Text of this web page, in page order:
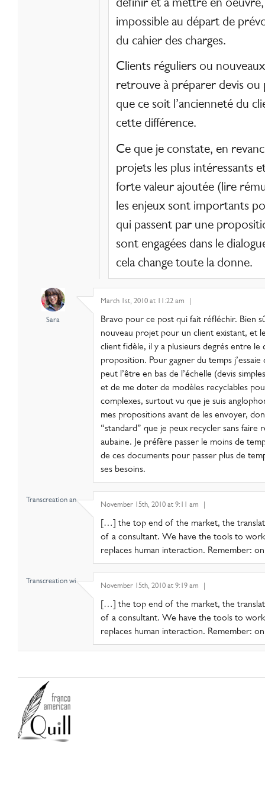
impossible au départ de
du cahier des charges.
Clients réguliers ou
retrouve à préparer devis ou
que ce soit l’ancienneté du
cette différence.
Ce que je constate, en
projets les plus intéressants
forte valeur ajoutée (lire
les enjeux sont importants
qui passent par une
sont engagées dans le
cela change toute la donne.
Sara
March 1st, 2010 at 11:22 am |
Bravo pour ce post qui fait réfléchir. Bien
nouveau projet pour un client existant, et
client fidèle, il y a plusieurs degrés entre le
proposition. Pour gagner du temps
peut l’être en bas de l’échelle (devis
et de me doter de modèles recyclables
complexes, surtout vu que je suis
mes propositions avant de les envoyer,
“standard” que je peux recycler sans faire
aubaine. Je préfère passer le moins de
de ces documents pour passer plus de
ses besoins.
Transcreation an..
November 15th, 2010 at 9:11 am |
[…] the top end of the market, the
of a consultant. We have the tools to
replaces human interaction. Remember:
Transcreation wi..
November 15th, 2010 at 9:19 am |
[…] the top end of the market, the
of a consultant. We have the tools to
replaces human interaction. Remember: